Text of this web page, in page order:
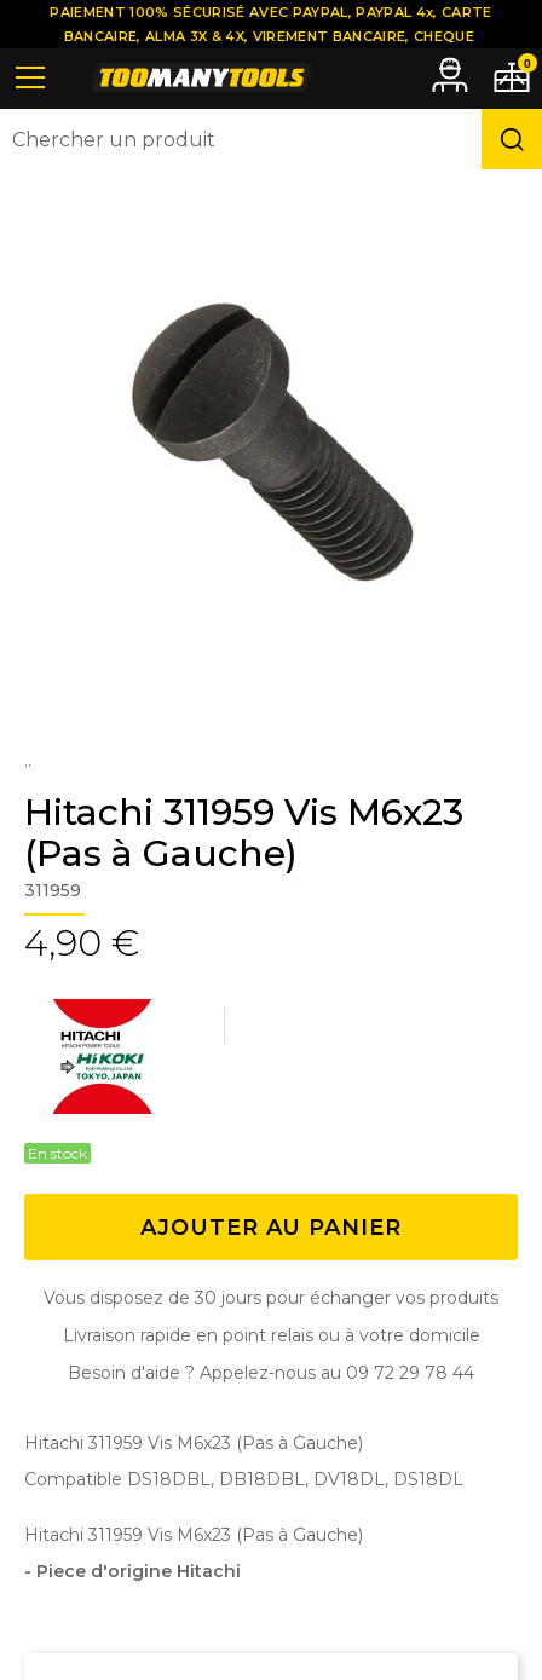
..
Hitachi 311959 Vis M6x23
(Pas à Gauche)
311959
4,90 €
En stock
AJOUTER AU PANIER
Vous disposez de 30 jours pour échanger vos produits
Livraison rapide en point relais ou à votre domicile
Besoin d'aide ? Appelez-nous au 09 72 29 78 44
Hitachi 311959 Vis M6x23 (Pas à Gauche)
Compatible DS18DBL, DB18DBL, DV18DL, DS18DL
Hitachi 311959 Vis M6x23 (Pas à Gauche)
- Piece d'origine Hitachi
PAIEMENT 100% SÉCURISÉ AVEC PAYPAL, PAYPAL 4x, CARTE
BANCAIRE, ALMA 3X & 4X, VIREMENT BANCAIRE, CHEQUE
0